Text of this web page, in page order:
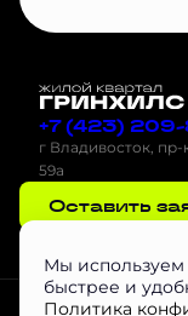
+7 (423)
г Владивосток,
59а
Оставить
Проектная
Мы используем
быстрее и
Политика